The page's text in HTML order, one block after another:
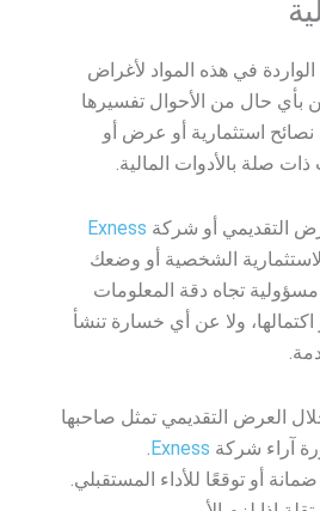
في هذه المواد لأغراض
بأي حال من الأحوال تفسيرها
استثمارية أو عرض أو
صلة بالأدوات المالية.
التقديمي أو شركة Exness
الشخصية أو وضعك
مسؤولية تجاه دقة المعلومات
اكتمالها، ولا عن أي خسارة تنشأ
العرض التقديمي تمثل صاحبها
آراء شركة Exness
.
ضمانة أو توقعًا للأداء المستقبلي.